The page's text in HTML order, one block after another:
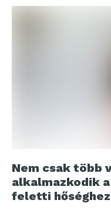
Nem csak több
alkalmazkodik
feletti hőséghez